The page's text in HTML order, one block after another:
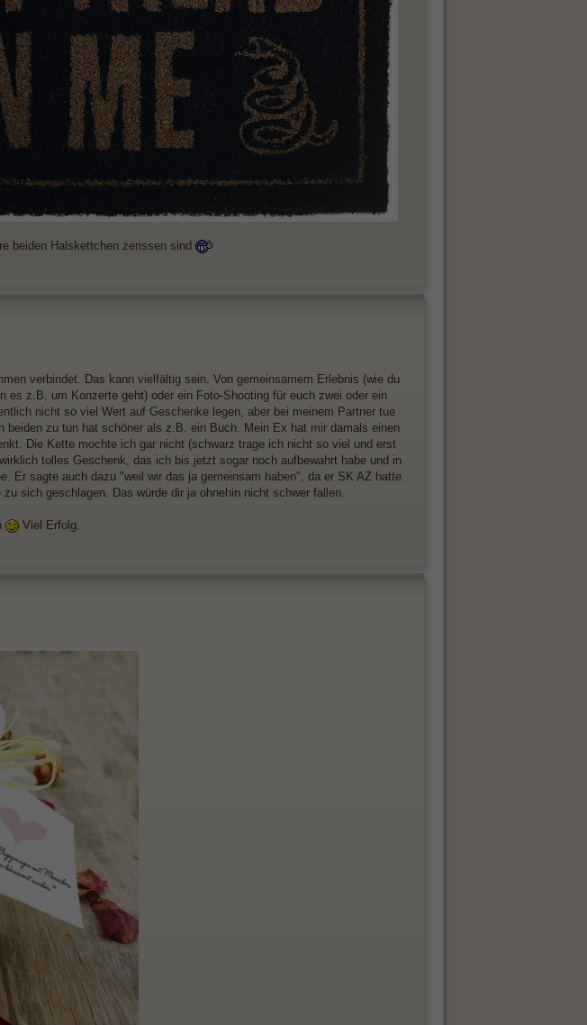
beiden Halskettchen zerissen sind
verbindet. Das kann vielfältig sein. Von gemeinsamem Erlebnis (wie du
z.B. um Konzerte geht) oder ein Foto-Shooting für euch zwei oder ein
nicht so viel Wert auf Geschenke legen, aber bei meinem Partner tue
zu tun hat schöner als z.B. ein Buch. Mein Ex hat mir damals einen
Die Kette mochte ich gar nicht (schwarz trage ich nicht so viel und erst
tolles Geschenk, das ich bis jetzt sogar noch aufbewahrt habe und in
Er sagte auch dazu "weil wir das ja gemeinsam haben", da er SK AZ hatte.
sich geschlagen. Das würde dir ja ohnehin nicht schwer fallen.
Viel Erfolg.